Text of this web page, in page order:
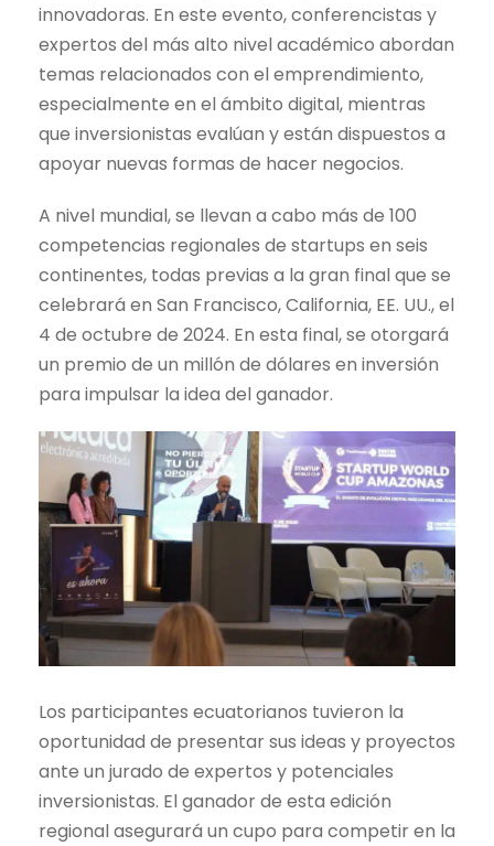
innovadoras. En este evento, conferencistas y
expertos del más alto nivel académico abordan
temas relacionados con el emprendimiento,
especialmente en el ámbito digital, mientras
que inversionistas evalúan y están dispuestos a
apoyar nuevas formas de hacer negocios.
A nivel mundial, se llevan a cabo más de 100
competencias regionales de startups en seis
continentes, todas previas a la gran final que se
celebrará en San Francisco, California, EE. UU., el
4 de octubre de 2024. En esta final, se otorgará
un premio de un millón de dólares en inversión
para impulsar la idea del ganador.
Los participantes ecuatorianos tuvieron la
oportunidad de presentar sus ideas y proyectos
ante un jurado de expertos y potenciales
inversionistas. El ganador de esta edición
regional asegurará un cupo para competir en la